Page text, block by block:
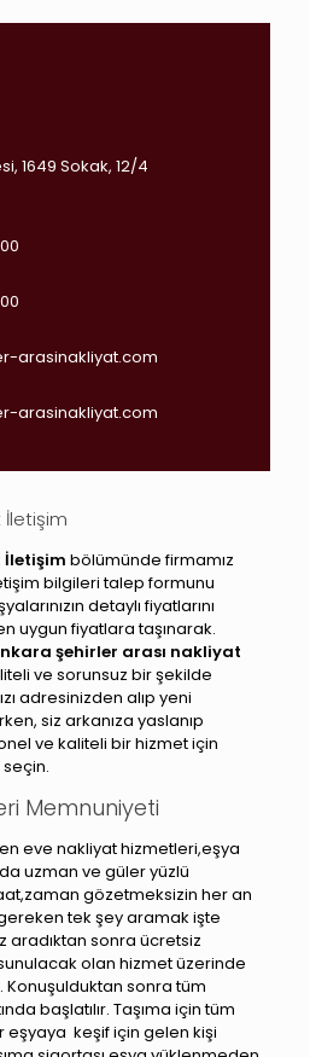
1649 Sokak, 12/4
arasinakliyat.com
arasinakliyat.com
İletişim
İletişim bölümünde firmamız
bilgileri talep formunu
detaylı fiyatlarını
uygun fiyatlara taşınarak.
şehirler arası nakliyat
ve sorunsuz bir şekilde
adresinizden alıp yeni
siz arkanıza yaslanıp
ve kaliteli bir hizmet için
seçin.
Memnuniyeti
eve nakliyat hizmetleri,eşya
uzman ve güler yüzlü
gözetmeksizin her an
gereken tek şey aramak işte
aradıktan sonra ücretsiz
olan hizmet üzerinde
sonra tüm
başlatılır. Taşıma için tüm
keşif için gelen kişi